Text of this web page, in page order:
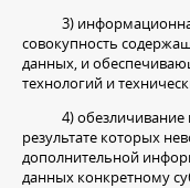
3) информационная
совокупность
данных, и
технологий и
4) обезличивание
результате которых
дополнительной
данных конкретному